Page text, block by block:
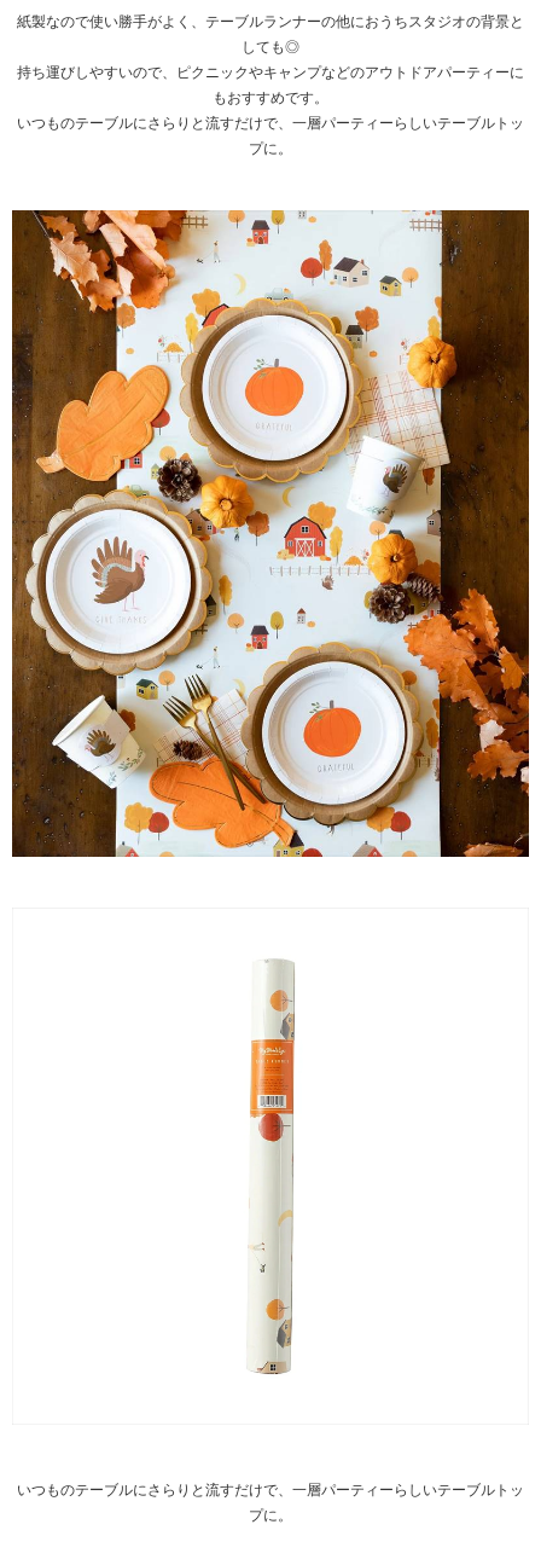
紙製なので使い勝手がよく、テーブルランナーの他におうちスタジオの背景と
しても◎
持ち運びしやすいので、ピクニックやキャンプなどのアウトドアパーティーに
もおすすめです。
いつものテーブルにさらりと流すだけで、一層パーティーらしいテーブルトッ
プに。
いつものテーブルにさらりと流すだけで、一層パーティーらしいテーブルトッ
プに。